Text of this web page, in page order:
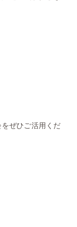
ぜひご活用くだ